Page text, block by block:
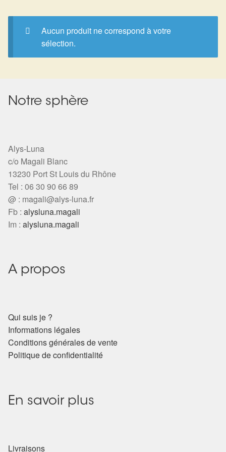
Nouveautés
Bijoux
Bracelets
Pendentifs
Pierres
Harmonisation
Harmonisation des lieux
Sels de bain
Encens
Cadeaux de naissance
Panier
Search
Aucun produit ne correspond à votre
sélection.
Notre sphère
Alys-Luna
c/o Magali Blanc
13230 Port St Louis du Rhône
Tel : 06 30 90 66 89
@ : magali@alys-luna.fr
Fb : alysluna.magali
Im : alysluna.magali
A propos
Qui suis je ?
Informations légales
Conditions générales de vente
Politique de confidentialité
En savoir plus
Livraisons